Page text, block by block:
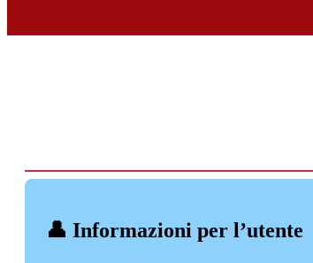
👤 Informazioni per l’utente